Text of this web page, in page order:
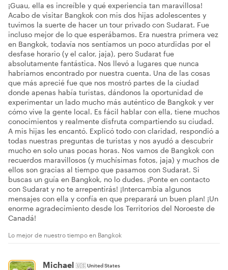
¡Guau, ella es increíble y qué experiencia tan maravillosa!
Acabo de visitar Bangkok con mis dos hijas adolescentes y
tuvimos la suerte de hacer un tour privado con Sudarat. Fue
incluso mejor de lo que esperábamos. Era nuestra primera vez
en Bangkok, todavía nos sentíamos un poco aturdidas por el
desfase horario (y el calor, jaja), pero Sudarat fue
absolutamente fantástica. Nos llevó a lugares que nunca
habríamos encontrado por nuestra cuenta. Una de las cosas
que más aprecié fue que nos mostró partes de la ciudad
donde apenas había turistas, dándonos la oportunidad de
experimentar un lado mucho más auténtico de Bangkok y ver
cómo vive la gente local. Es fácil hablar con ella, tiene muchos
conocimientos y realmente disfruta compartiendo su ciudad.
A mis hijas les encantó. Explicó todo con claridad, respondió a
todas nuestras preguntas de turistas y nos ayudó a descubrir
mucho en solo unas pocas horas. Nos vamos de Bangkok con
recuerdos maravillosos (y muchísimas fotos, jaja) y muchos de
ellos son gracias al tiempo que pasamos con Sudarat. Si
buscas un guía en Bangkok, no lo dudes. ¡Ponte en contacto
con Sudarat y no te arrepentirás! ¡Intercambia algunos
mensajes con ella y confía en que preparará un buen plan! ¡Un
enorme agradecimiento desde los Territorios del Noroeste de
Canadá!
Lo mejor de nuestro tiempo en Bangkok
Michael 🇺🇸United States